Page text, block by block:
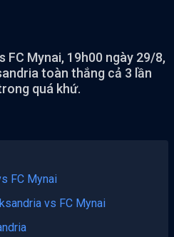
FC Mynai, 19h00 ngày 29/8,
toàn thắng cả 3 lần
quá khứ.
FC Mynai
vs FC Mynai